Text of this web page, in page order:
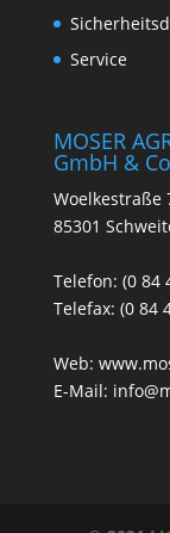
Service
MOSER
GmbH &
Woelkestraße
85301
Telefon: (0 84
Telefax: (0 84
Web:
E-Mail: